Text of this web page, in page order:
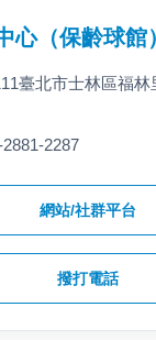
心（保齡球館
臺北市士林區福
2287
網站/社群平台
撥打電話